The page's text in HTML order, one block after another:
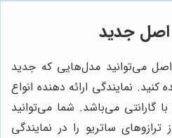
اصل جدید
می‌توانید مدل‌هایی که جدید
نمایندگی ارائه دهنده انواع
گارانتی می‌باشد. شما می‌توانید
ساتریو را در نمایندگی